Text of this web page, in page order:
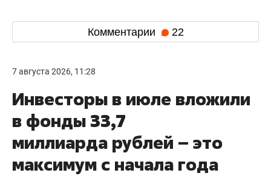
Комментарии 22
7 августа 2026, 11:28
Инвесторы в июле вложили
в фонды 33,7
миллиарда рублей – это
максимум с начала года